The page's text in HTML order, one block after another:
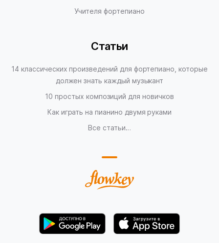
Учителя фортепиано
Статьи
14 классических произведений для фортепиано, которые
должен знать каждый музыкант
10 простых композиций для новичков
Как играть на пианино двумя руками
Все статьи…